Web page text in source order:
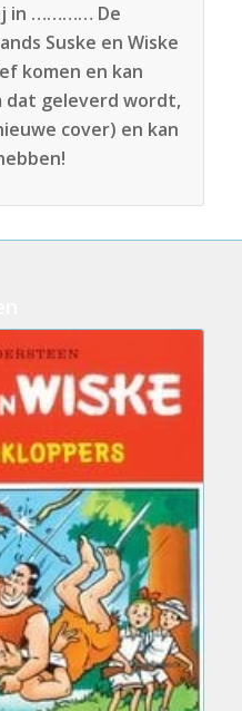
in ………… De
Suske en Wiske
komen en kan
dat geleverd wordt,
cover) en kan